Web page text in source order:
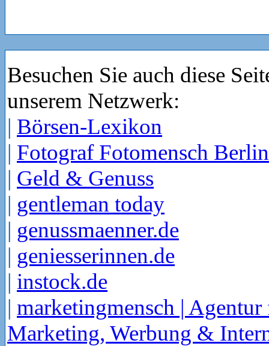
Besuchen Sie auch diese
unserem Netzwerk:
| Börsen-Lexikon
| Fotograf Fotomensch Berlin
| Geld & Genuss
| gentleman today
| genussmaenner.de
| geniesserinnen.de
| instock.de
| marketingmensch | Agentur
Marketing, Werbung &